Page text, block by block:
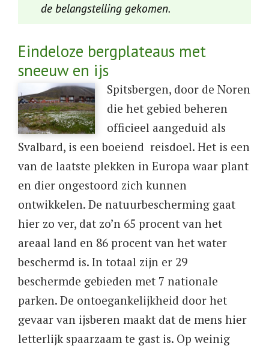
de belangstelling gekomen.
Eindeloze bergplateaus met
sneeuw en ijs
​Spitsbergen, door de Noren
die het gebied beheren
officieel aangeduid als
Svalbard, is een boeiend reisdoel. Het is een
van de laatste plekken in Europa waar plant
en dier ongestoord zich kunnen
ontwikkelen. De natuurbescherming gaat
hier zo ver, dat zo’n 65 procent van het
areaal land en 86 procent van het water
beschermd is. In totaal zijn er 29
beschermde gebieden met 7 nationale
parken. De ontoegankelijkheid door het
gevaar van ijsberen maakt dat de mens hier
letterlijk spaarzaam te gast is. Op weinig